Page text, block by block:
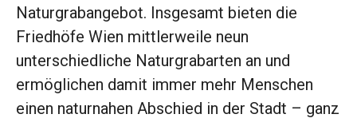
Naturgrabangebot. Insgesamt bieten die
Friedhöfe Wien mittlerweile neun
unterschiedliche Naturgrabarten an und
ermöglichen damit immer mehr Menschen
einen naturnahen Abschied in der Stadt – ganz